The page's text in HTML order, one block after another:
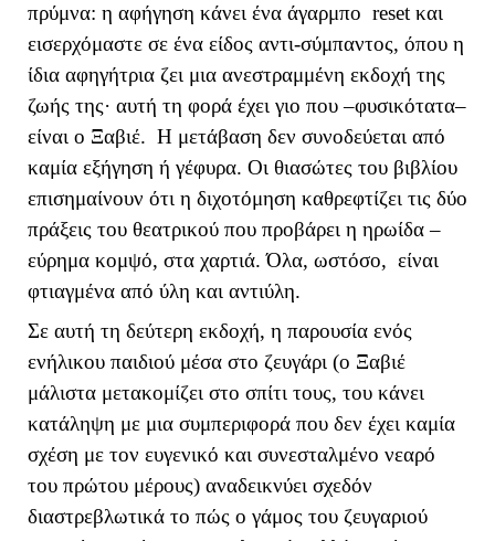
πρύμνα: η αφήγηση κάνει ένα άγαρμπο reset και
εισερχόμαστε σε ένα είδος αντι-σύμπαντος, όπου η
ίδια αφηγήτρια ζει μια ανεστραμμένη εκδοχή της
ζωής της· αυτή τη φορά έχει γιο που –φυσικότατα–
είναι ο Ξαβιέ. Η μετάβαση δεν συνοδεύεται από
καμία εξήγηση ή γέφυρα. Οι θιασώτες του βιβλίου
επισημαίνουν ότι η διχοτόμηση καθρεφτίζει τις δύο
πράξεις του θεατρικού που προβάρει η ηρωίδα –
εύρημα κομψό, στα χαρτιά. Όλα, ωστόσο, είναι
φτιαγμένα από ύλη και αντιύλη.
Σε αυτή τη δεύτερη εκδοχή, η παρουσία ενός
ενήλικου παιδιού μέσα στο ζευγάρι (ο Ξαβιέ
μάλιστα μετακομίζει στο σπίτι τους, του κάνει
κατάληψη με μια συμπεριφορά που δεν έχει καμία
σχέση με τον ευγενικό και συνεσταλμένο νεαρό
του πρώτου μέρους) αναδεικνύει σχεδόν
διαστρεβλωτικά το πώς ο γάμος του ζευγαριού